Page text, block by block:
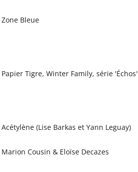
Zone Bleue
Papier Tigre, Winter Family, série 'Échos'
Acétylène (Lise Barkas et Yann Leguay)
Marion Cousin & Eloïse Decazes